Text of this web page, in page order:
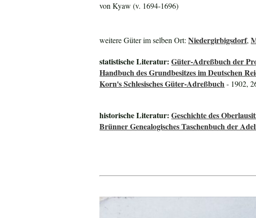
von Kyaw (v. 1694-1696)
weitere Güter im selben Ort:Niedergirbigsdorf,
statistische Literatur:Güter-Adreßbuch der
Handbuch des Grundbesitzes im Deutschen
Korn's Schlesisches Güter-Adreßbuch- 1902,
historische Literatur:Geschichte des
Brünner Genealogisches Taschenbuch der